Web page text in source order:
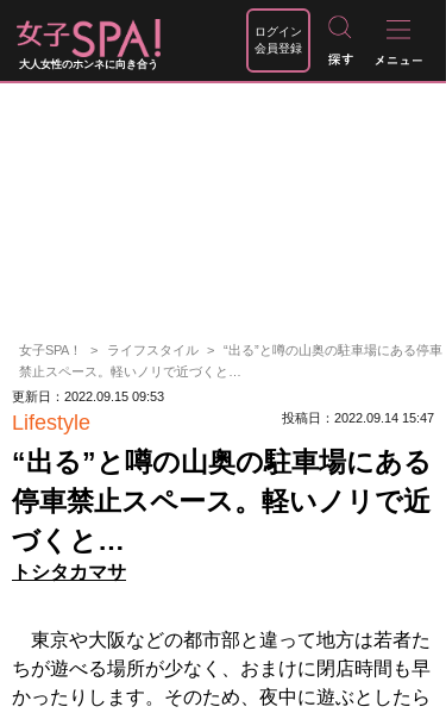
大人女性のホンネに向き合う
ログイン
会員登録
女子SPA！ ライフスタイル
“出る”と噂の山奥の駐車場にある停車
禁止スペース。軽いノリで近づくと…
更新日：2022.09.15 09:53
Lifestyle 投稿日：2022.09.14 15:47
“出る”と噂の山奥の駐車場にある
停車禁止スペース。軽いノリで近
づくと…
トシタカマサ
東京や大阪などの都市部と違って地方は若者た
ちが遊べる場所が少なく、おまけに閉店時間も早
かったりします。そのため、夜中に遊ぶとしたら